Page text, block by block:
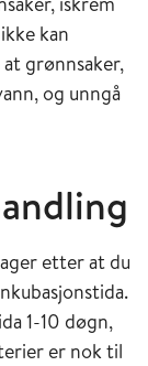
kan
at grønnsaker,
og unngå
etter at du
1-10 døgn,
er nok til